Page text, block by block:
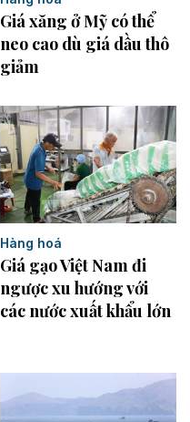
Giá xăng ở Mỹ có thể
neo cao dù giá dầu thô
giảm
Hàng hoá
Giá gạo Việt Nam đi
ngược xu hướng với
các nước xuất khẩu lớn